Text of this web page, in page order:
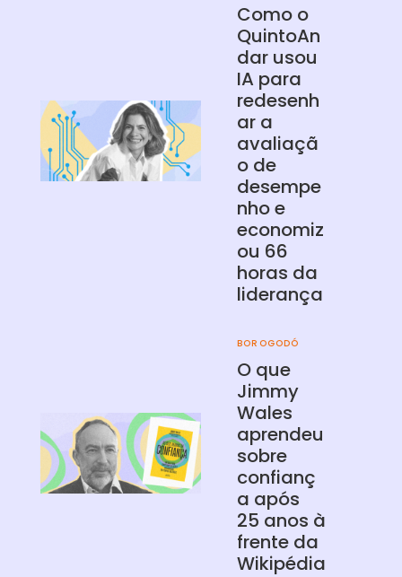
Como o
QuintoAn
dar usou
IA para
redesenh
ar a
avaliaçã
o de
desempe
nho e
economiz
ou 66
horas da
liderança
O que
Jimmy
Wales
aprendeu
sobre
confianç
a após
25 anos à
frente da
Wikipédia
BOROGODÓ